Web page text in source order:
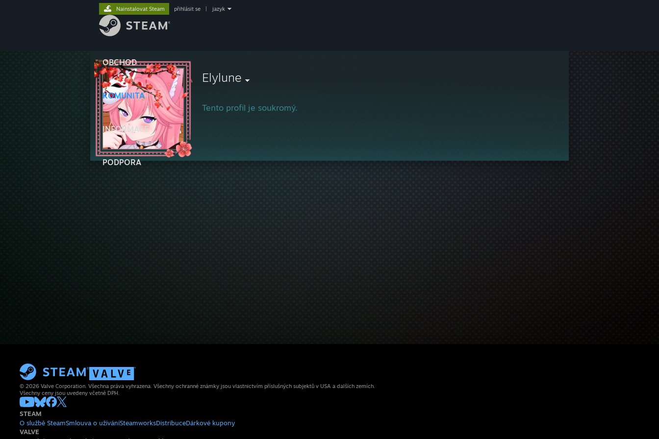
OBCHOD
KOMUNITA
INFORMACE
PODPORA
Nainstalovat Steam přihlásit se jazyk
Elylune
Tento profil je soukromý.
© 2026 Valve Corporation. Všechna práva vyhrazena. Všechny ochranné známky jsou vlastnictvím příslušných subjektů v USA a dalších zemích.
Všechny ceny jsou uvedeny včetně DPH.
STEAM
O službě SteamSmlouva o užíváníSteamworksDistribuceDárkové kupony
VALVE